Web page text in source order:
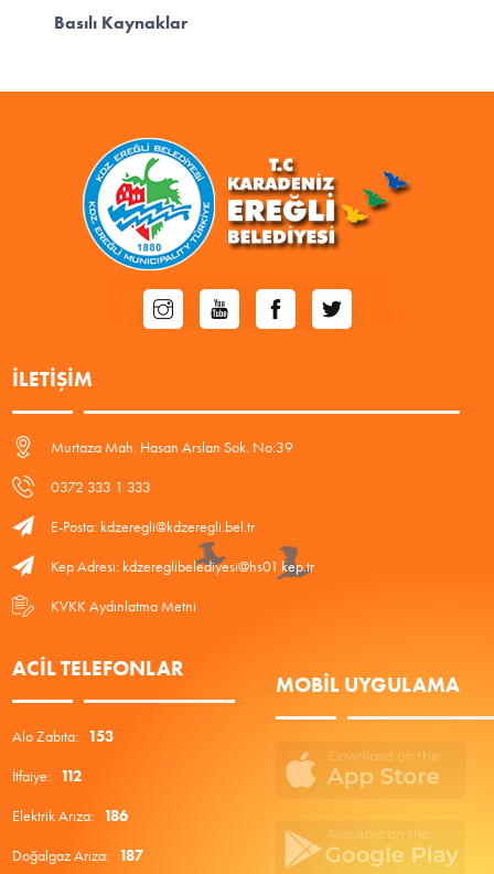
Basılı Kaynaklar
İLETIŞIM
Murtaza Mah. Hasan Arslan Sok. No:39
0372 333 1 333
E-Posta: kdzeregli@kdzeregli.bel.tr
Kep Adresi: kdzereglibelediyesi@hs01.kep.tr
KVKK Aydınlatma Metni
ACIL TELEFONLAR
Alo Zabıta: 153
İtfaiye: 112
Elektrik Arıza: 186
Doğalgaz Arıza: 187
MOBIL UYGULAMA